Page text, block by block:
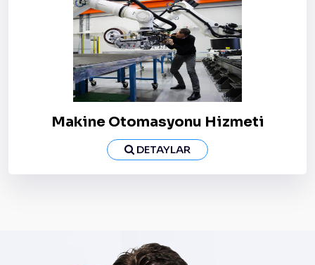
Makine Otomasyonu Hizmeti
DETAYLAR